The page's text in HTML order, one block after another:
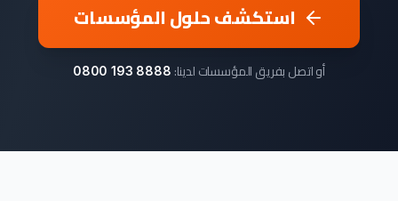
استكشف حلول المؤسسات
أو اتصل بفريق المؤسسات لدينا: 0800 193 8888